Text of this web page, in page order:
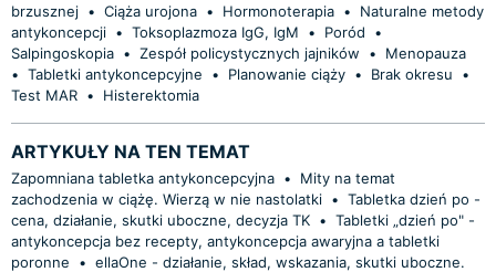
brzusznej • Ciąża urojona • Hormonoterapia •
Naturalne metody
antykoncepcji • Toksoplazmoza IgG, IgM • Poród
•
Salpingoskopia • Zespół policystycznych jajników •
Menopauza
• Tabletki antykoncepcyjne • Planowanie ciąży • Brak okresu
•
Test MAR • Histerektomia
ARTYKUŁY NA TEN TEMAT
Zapomniana tabletka antykoncepcyjna •
Mity na temat
zachodzenia w ciążę. Wierzą w nie nastolatki • Tabletka dzień po -
cena, działanie, skutki uboczne, decyzja TK • Tabletki „dzień po" -
antykoncepcja bez recepty, antykoncepcja awaryjna a tabletki
poronne
• ellaOne - działanie, skład, wskazania, skutki uboczne.